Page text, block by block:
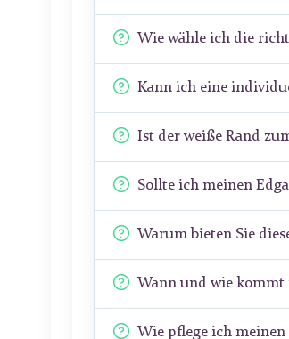
Wie wähle ich die
Kann ich eine
Ist der weiße Rand
Sollte ich meinen
Warum bieten Sie
Wann und wie
Wie pflege ich